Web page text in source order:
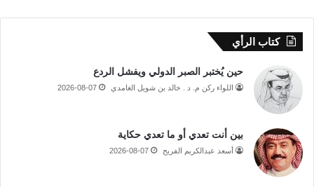
كتاب الرأي
حين يُختبر الصبر الدولي ويفشل الردع
اللواء ركن م. د . خالد بن شويل الغامدي 2026-08-07
بين أنت تعدي أو ما تعدي حكاية
أسعد عبدالكريم الفريح 2026-08-07